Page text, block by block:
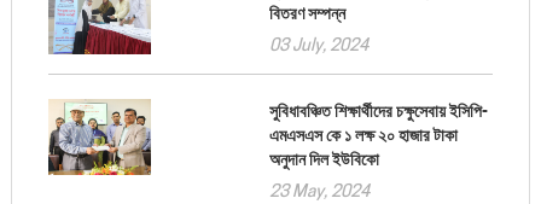
বিতরণ সম্পন্ন
03 July, 2024
সুবিধাবঞ্চিত শিক্ষার্থীদের চক্ষুসেবায় ইসিপি-
এমএসএস কে ১ লক্ষ ২০ হাজার টাকা
অনুদান দিল ইউবিকো
23 May, 2024